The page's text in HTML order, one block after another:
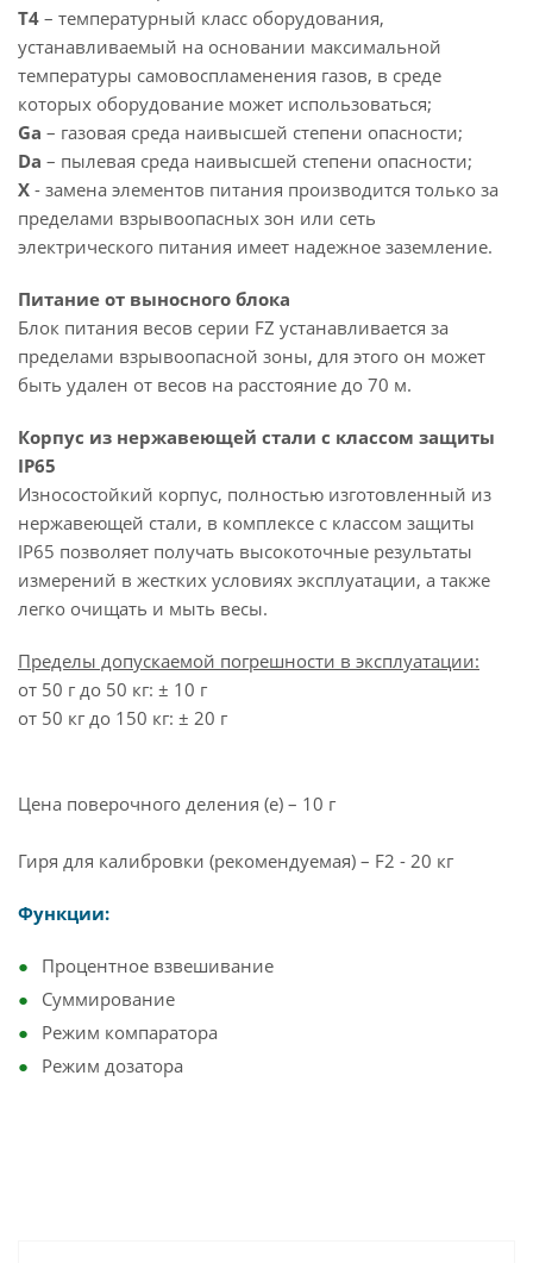
T4 – температурный класс оборудования,
устанавливаемый на основании максимальной
температуры самовоспламенения газов, в среде
которых оборудование может использоваться;
Ga – газовая среда наивысшей степени опасности;
Da – пылевая среда наивысшей степени опасности;
X - замена элементов питания производится только за
пределами взрывоопасных зон или сеть
электрического питания имеет надежное заземление.
Питание от выносного блока
Блок питания весов серии FZ устанавливается за
пределами взрывоопасной зоны, для этого он может
быть удален от весов на расстояние до 70 м.
Корпус из нержавеющей стали с классом защиты
IP65
Износостойкий корпус, полностью изготовленный из
нержавеющей стали, в комплексе с классом защиты
IP65 позволяет получать высокоточные результаты
измерений в жестких условиях эксплуатации, а также
легко очищать и мыть весы.
Пределы допускаемой погрешности в эксплуатации:
от 50 г до 50 кг: ± 10 г
от 50 кг до 150 кг: ± 20 г
Цена поверочного деления (e) – 10 г
Гиря для калибровки (рекомендуемая) – F2 - 20 кг
Функции:
Процентное взвешивание
Суммирование
Режим компаратора
Режим дозатора